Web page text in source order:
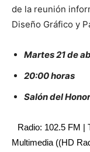
de la reunión
Diseño Gráfico y
Martes 21 de
20:00 horas
Salón del
Radio: 102.5 FM |
Multimedia ((HD